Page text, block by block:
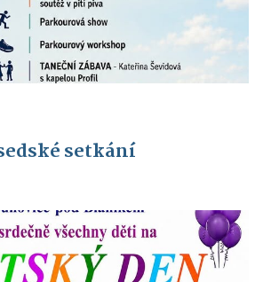
setkání